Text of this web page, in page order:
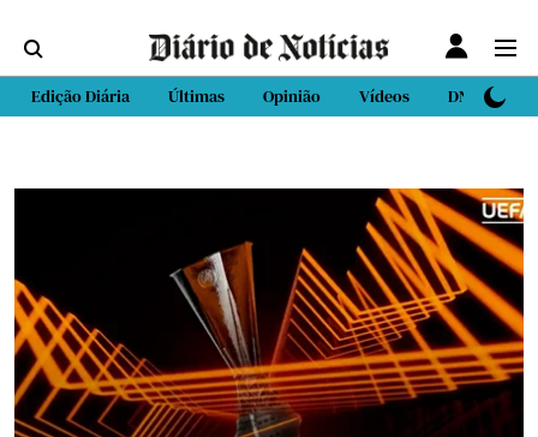
Edição Diária Últimas Opinião Vídeos DN Sport